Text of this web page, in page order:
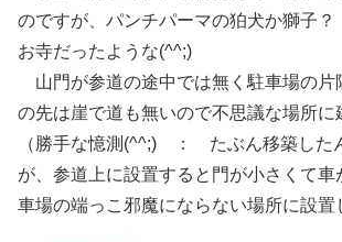
のですが、パンチパーマの狛犬か獅子
お寺だったような(^^;)
山門が参道の途中では無く駐車場の片
の先は崖で道も無いので不思議な場所に
（勝手な憶測(^^;) ： たぶん移築した
が、参道上に設置すると門が小さくて車
車場の端っこ邪魔にならない場所に設置